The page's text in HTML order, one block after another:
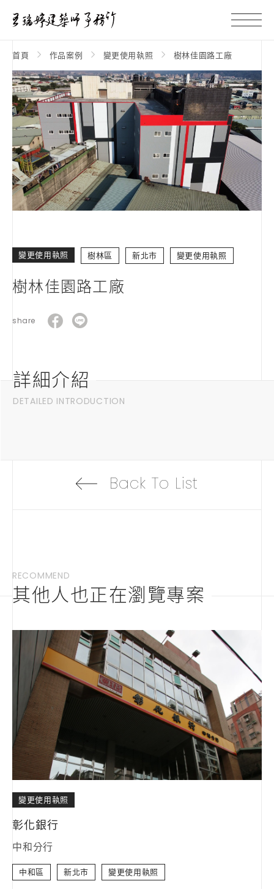
首頁 作品案例 變更使用執照 樹林佳園路工廠
變更使用執照 樹林區 新北市 變更使用執照
樹林佳園路工廠
share
詳細介紹
DETAILED INTRODUCTION
Back To List
RECOMMEND
其他人也正在瀏覽專案
變更使用執照
彰化銀行
中和分行
中和區 新北市 變更使用執照